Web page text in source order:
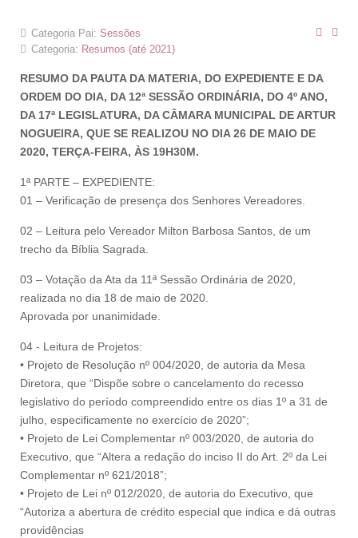
Categoria Pai: Sessões
Categoria: Resumos (até 2021)
RESUMO DA PAUTA DA MATERIA, DO EXPEDIENTE E DA
ORDEM DO DIA, DA 12ª SESSÃO ORDINÁRIA, DO 4º ANO,
DA 17ª LEGISLATURA, DA CÂMARA MUNICIPAL DE ARTUR
NOGUEIRA, QUE SE REALIZOU NO DIA 26 DE MAIO DE
2020, TERÇA-FEIRA, ÀS 19H30M.
1ª PARTE – EXPEDIENTE:
01 – Verificação de presença dos Senhores Vereadores.
02 – Leitura pelo Vereador Milton Barbosa Santos, de um
trecho da Bíblia Sagrada.
03 – Votação da Ata da 11ª Sessão Ordinária de 2020,
realizada no dia 18 de maio de 2020.
Aprovada por unanimidade.
04 - Leitura de Projetos:
• Projeto de Resolução nº 004/2020, de autoria da Mesa
Diretora, que “Dispõe sobre o cancelamento do recesso
legislativo do período compreendido entre os dias 1º a 31 de
julho, especificamente no exercício de 2020”;
• Projeto de Lei Complementar nº 003/2020, de autoria do
Executivo, que “Altera a redação do inciso II do Art. 2º da Lei
Complementar nº 621/2018”;
• Projeto de Lei nº 012/2020, de autoria do Executivo, que
“Autoriza a abertura de crédito especial que indica e dá outras
providências